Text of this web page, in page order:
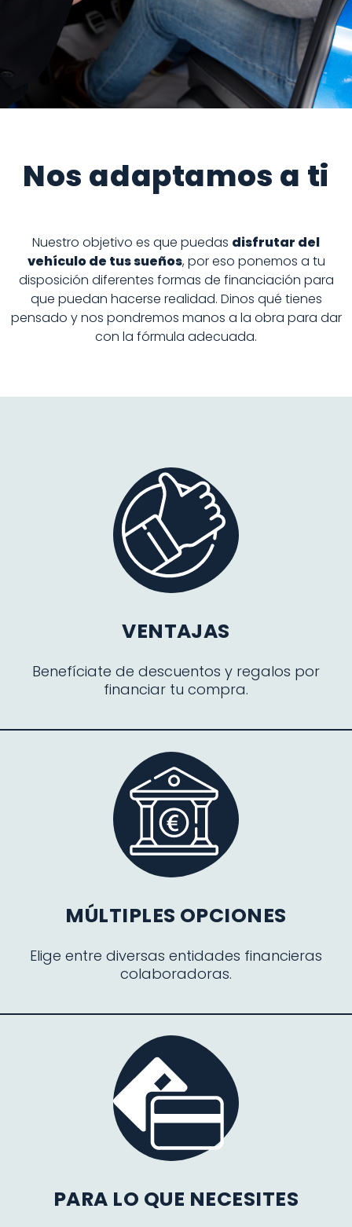
Nos adaptamos a ti
Nuestro objetivo es que puedas disfrutar del
vehículo de tus sueños, por eso ponemos a tu
disposición diferentes formas de financiación para
que puedan hacerse realidad. Dinos qué tienes
pensado y nos pondremos manos a la obra para dar
con la fórmula adecuada.
VENTAJAS
Benefíciate de descuentos y regalos por
financiar tu compra.
MÚLTIPLES OPCIONES
Elige entre diversas entidades financieras
colaboradoras.
PARA LO QUE NECESITES